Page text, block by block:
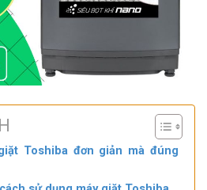
Toshiba đơn giản mà đúng